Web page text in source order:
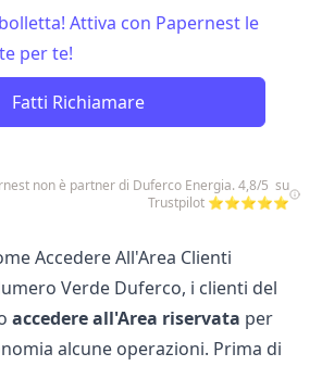
Attiva con Papernest le
per te!
Fatti Richiamare
non è partner di Duferco Energia. 4,8/5 su
Trustpilot ⭐⭐⭐⭐⭐
Accedere All'Area Clienti
Verde Duferco, i clienti del
accedereall'Area riservata per
alcune operazioni. Prima di